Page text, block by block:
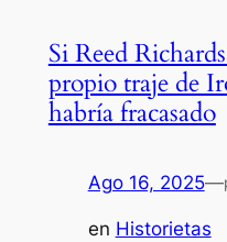
Si Reed
propio traje de
habría fracasado
Ago 16, 2025—
en Historietas